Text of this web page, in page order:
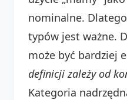
nominalne.
typów jest ważne.
może być bardziej
definicji zależy od
Kategoria